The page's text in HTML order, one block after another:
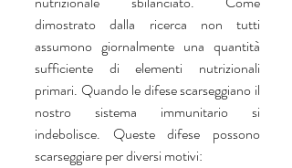
dimostrato dalla ricerca non tutti
assumono giornalmente una quantità
sufficiente di elementi nutrizionali
primari. Quando le difese scarseggiano il
nostro sistema immunitario si
indebolisce. Queste difese possono
scarseggiare per diversi motivi: